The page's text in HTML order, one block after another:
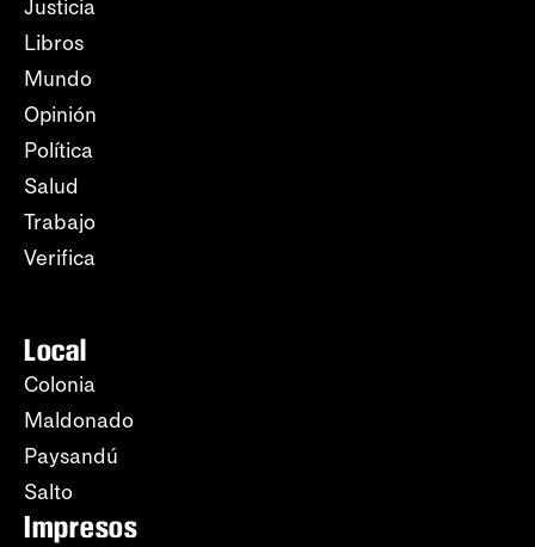
Justicia
Libros
Mundo
Opinión
Política
Salud
Trabajo
Verifica
Local
Colonia
Maldonado
Paysandú
Salto
Impresos